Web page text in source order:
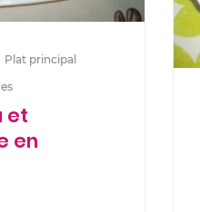
Plat principal
et
en